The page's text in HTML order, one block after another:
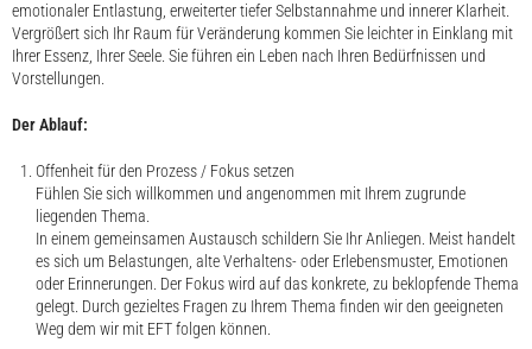
emotionaler Entlastung, erweiterter tiefer Selbstannahme und innerer Klarheit.
Vergrößert sich Ihr Raum für Veränderung kommen Sie leichter in Einklang mit
Ihrer Essenz, Ihrer Seele. Sie führen ein Leben nach Ihren Bedürfnissen und
Vorstellungen.
Der Ablauf:
Offenheit für den Prozess / Fokus setzen
Fühlen Sie sich willkommen und angenommen mit Ihrem zugrunde
liegenden Thema.
In einem gemeinsamen Austausch schildern Sie Ihr Anliegen. Meist handelt
es sich um Belastungen, alte Verhaltens- oder Erlebensmuster, Emotionen
oder Erinnerungen. Der Fokus wird auf das konkrete, zu beklopfende Thema
gelegt. Durch gezieltes Fragen zu Ihrem Thema finden wir den geeigneten
Weg dem wir mit EFT folgen können.